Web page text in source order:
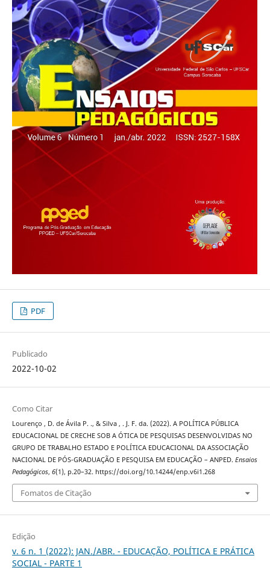
PDF
Publicado
2022-10-02
Como Citar
Lourenço , D. de Ávila P. ., & Silva , . J. F. da. (2022). A POLÍTICA PÚBLICA
EDUCACIONAL DE CRECHE SOB A ÓTICA DE PESQUISAS DESENVOLVIDAS NO
GRUPO DE TRABALHO ESTADO E POLÍTICA EDUCACIONAL DA ASSOCIAÇÃO
NACIONAL DE PÓS-GRADUAÇÃO E PESQUISA EM EDUCAÇÃO – ANPED. Ensaios
Pedagógicos, 6(1), p.20–32. https://doi.org/10.14244/enp.v6i1.268
Fomatos de Citação
Edição
v. 6 n. 1 (2022): JAN./ABR. - EDUCAÇÃO, POLÍTICA E PRÁTICA
SOCIAL - PARTE 1